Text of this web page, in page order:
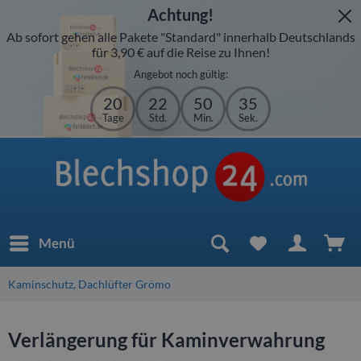
Achtung!
Ab sofort gehen alle Pakete "Standard" innerhalb Deutschlands
für 3,90 € auf die Reise zu Ihnen!
Angebot noch gültig:
20
Tage
22
Std.
50
Min.
35
Sek.
Menü
Kaminschutz, Dachlüfter Grömo
Verlängerung für Kaminverwahrung